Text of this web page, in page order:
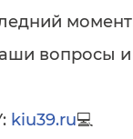
kiu39.ru💻